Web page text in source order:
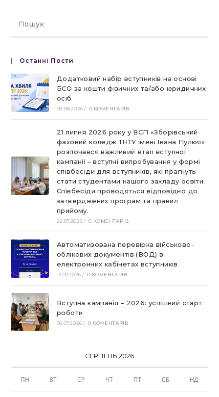
Останні Пости
Додатковий набір вступників на основі
БСО за кошти фізичних та/або юридичних
осіб
08.08.2026 / 0 КОМЕНТАРІВ
21 липня 2026 року у ВСП «Зборівський
фаховий коледж ТНТУ імені Івана Пулюя»
розпочався важливий етап вступної
кампанії – вступні випробування у формі
співбесіди для вступників, які прагнуть
стати студентами нашого закладу освіти.
Співбесіди проводяться відповідно до
затверджених програм та правил
прийому.
22.07.2026 / 0 КОМЕНТАРІВ
Автоматизована перевірка військово-
облікових документів (ВОД) в
електронних кабінетах вступників
13.07.2026 / 0 КОМЕНТАРІВ
Вступна кампанія – 2026: успішний старт
роботи
06.07.2026 / 0 КОМЕНТАРІВ
СЕРПЕНЬ 2026
ПН ВТ СР ЧТ ПТ СБ НД